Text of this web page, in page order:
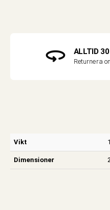
ALLTID
Returnera
Vikt
Dimensioner